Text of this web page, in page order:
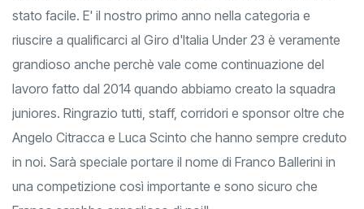
stato facile. E' il nostro primo anno nella categoria e
riuscire a qualificarci al Giro d'Italia Under 23 è veramente
grandioso anche perchè vale come continuazione del
lavoro fatto dal 2014 quando abbiamo creato la squadra
juniores. Ringrazio tutti, staff, corridori e sponsor oltre che
Angelo Citracca e Luca Scinto che hanno sempre creduto
in noi. Sarà speciale portare il nome di Franco Ballerini in
una competizione così importante e sono sicuro che